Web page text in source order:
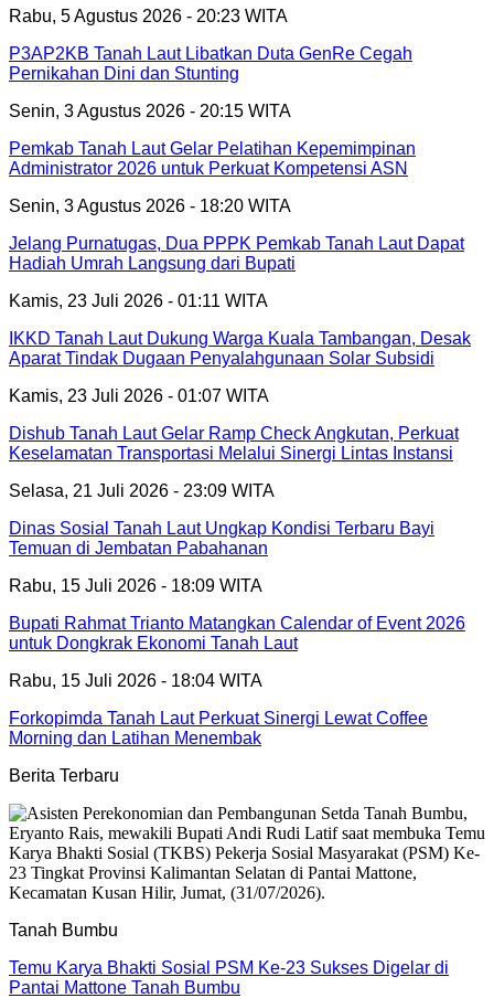
Rabu, 5 Agustus 2026 - 20:23 WITA
P3AP2KB Tanah Laut Libatkan Duta GenRe Cegah
Pernikahan Dini dan Stunting
Senin, 3 Agustus 2026 - 20:15 WITA
Pemkab Tanah Laut Gelar Pelatihan Kepemimpinan
Administrator 2026 untuk Perkuat Kompetensi ASN
Senin, 3 Agustus 2026 - 18:20 WITA
Jelang Purnatugas, Dua PPPK Pemkab Tanah Laut Dapat
Hadiah Umrah Langsung dari Bupati
Kamis, 23 Juli 2026 - 01:11 WITA
IKKD Tanah Laut Dukung Warga Kuala Tambangan, Desak
Aparat Tindak Dugaan Penyalahgunaan Solar Subsidi
Kamis, 23 Juli 2026 - 01:07 WITA
Dishub Tanah Laut Gelar Ramp Check Angkutan, Perkuat
Keselamatan Transportasi Melalui Sinergi Lintas Instansi
Selasa, 21 Juli 2026 - 23:09 WITA
Dinas Sosial Tanah Laut Ungkap Kondisi Terbaru Bayi
Temuan di Jembatan Pabahanan
Rabu, 15 Juli 2026 - 18:09 WITA
Bupati Rahmat Trianto Matangkan Calendar of Event 2026
untuk Dongkrak Ekonomi Tanah Laut
Rabu, 15 Juli 2026 - 18:04 WITA
Forkopimda Tanah Laut Perkuat Sinergi Lewat Coffee
Morning dan Latihan Menembak
Berita Terbaru
Tanah Bumbu
Temu Karya Bhakti Sosial PSM Ke-23 Sukses Digelar di
Pantai Mattone Tanah Bumbu